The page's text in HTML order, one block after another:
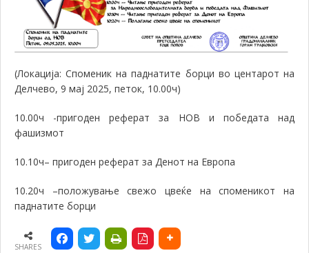
(Локација: Споменик на паднатите борци во центарот на
Делчево, 9 мај 2025, петок, 10.00ч)
10.00ч -пригоден реферат за НОВ и победата над
фашизмот
10.10ч– пригоден реферат за Денот на Европа
10.20ч –положување свежо цвеќе на споменикот на
паднатите борци
SHARES